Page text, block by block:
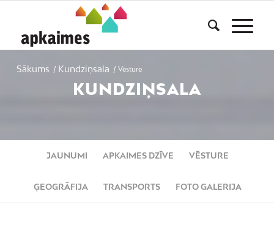
Sākums / Kundziņsala / Vēsture
KUNDZIŅSALA
JAUNUMI APKAIMES DZĪVE VĒSTURE
ĢEOGRĀFIJA TRANSPORTS FOTO GALERIJA